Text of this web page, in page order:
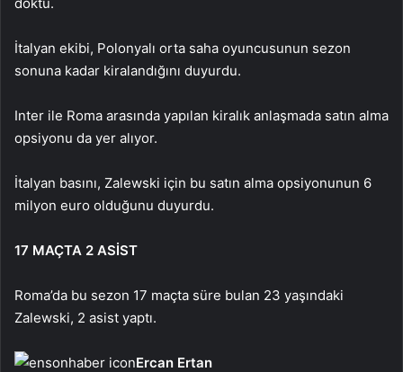
İtalyan ekibi, Polonyalı orta saha oyuncusunun sezon
sonuna kadar kiralandığını duyurdu.
Inter ile Roma arasında yapılan kiralık anlaşmada satın alma
opsiyonu da yer alıyor.
İtalyan basını, Zalewski için bu satın alma opsiyonunun 6
milyon euro olduğunu duyurdu.
17 MAÇTA 2 ASİST
Roma’da bu sezon 17 maçta süre bulan 23 yaşındaki
Zalewski, 2 asist yaptı.
Ercan Ertan